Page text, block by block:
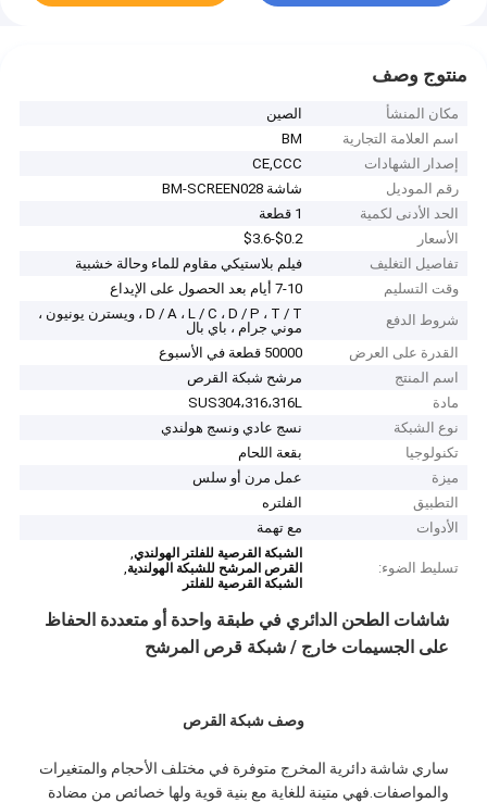
منتوج وصف
مكان المنشأ
الصين
اسم العلامة التجارية
BM
إصدار الشهادات
CE,CCC
رقم الموديل
شاشة BM-SCREEN028
الحد الأدنى لكمية
1 قطعة
الأسعار
$0.2-$3.6
تفاصيل التغليف
فيلم بلاستيكي مقاوم للماء وحالة خشبية
وقت التسليم
7-10 أيام بعد الحصول على الإيداع
شروط الدفع
D / A ، L / C ، D / P ، T / T ، ويسترن يونيون ،
موني جرام ، باي بال
القدرة على العرض
50000 قطعة في الأسبوع
اسم المنتج
مرشح شبكة القرص
مادة
SUS304،316،316L
نوع الشبكة
نسج عادي ونسج هولندي
تكنولوجيا
بقعة اللحام
ميزة
عمل مرن أو سلس
التطبيق
الفلتره
الأدوات
مع تهمة
تسليط الضوء:
الشبكة القرصية للفلتر الهولندي,
القرص المرشح للشبكة الهولندية,
الشبكة القرصية للفلتر
شاشات الطحن الدائري في طبقة واحدة أو متعددة الحفاظ
على الجسيمات خارج / شبكة قرص المرشح
وصف شبكة القرص
ساري شاشة دائرية المخرج متوفرة في مختلف الأحجام والمتغيرات
والمواصفات.فهي متينة للغاية مع بنية قوية ولها خصائص من مضادة